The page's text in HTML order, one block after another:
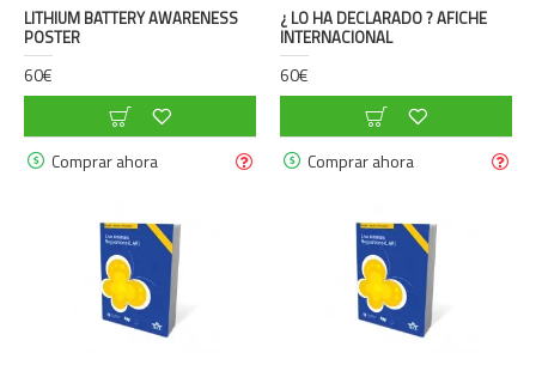
LITHIUM BATTERY AWARENESS
POSTER
60€
Comprar ahora
¿ LO HA DECLARADO ? AFICHE
INTERNACIONAL
60€
Comprar ahora